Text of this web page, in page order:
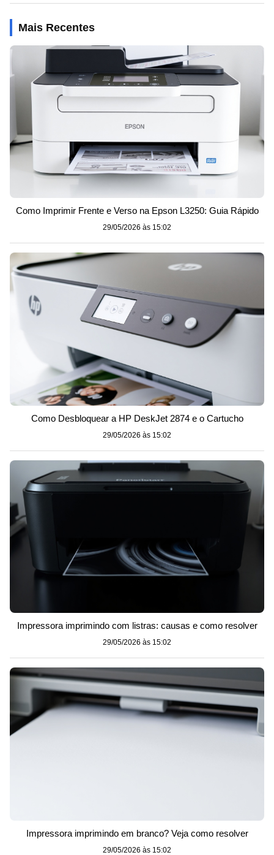
Mais Recentes
Como Imprimir Frente e Verso na Epson L3250: Guia Rápido
29/05/2026 às 15:02
Como Desbloquear a HP DeskJet 2874 e o Cartucho
29/05/2026 às 15:02
Impressora imprimindo com listras: causas e como resolver
29/05/2026 às 15:02
Impressora imprimindo em branco? Veja como resolver
29/05/2026 às 15:02